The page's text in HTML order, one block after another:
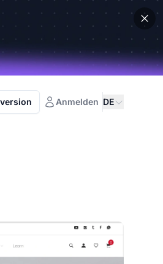
Anmelden DE